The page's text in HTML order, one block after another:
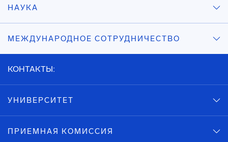
НАУКА
МЕЖДУНАРОДНОЕ СОТРУДНИЧЕСТВО
КОНТАКТЫ:
УНИВЕРСИТЕТ
ПРИЕМНАЯ КОМИССИЯ